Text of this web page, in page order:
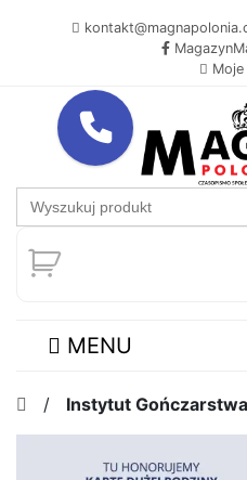
Search
for:
MENU
/ Instytut